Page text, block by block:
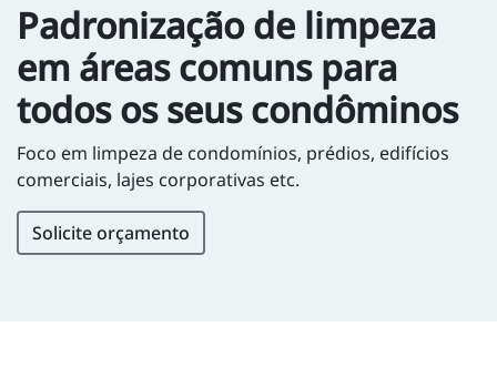
Padronização de limpeza
em áreas comuns para
todos os seus condôminos
Foco em limpeza de condomínios, prédios, edifícios
comerciais, lajes corporativas etc.
Solicite orçamento